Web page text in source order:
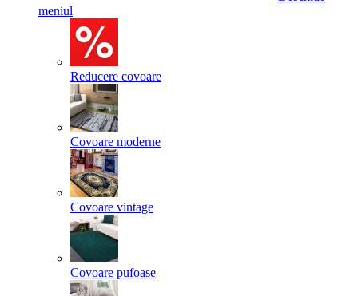
meniul
Reducere covoare
Covoare moderne
Covoare vintage
Covoare pufoase